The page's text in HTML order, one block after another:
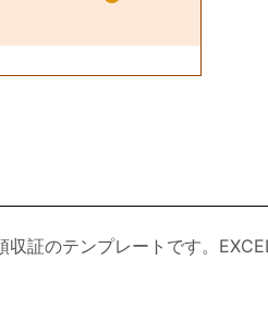
証のテンプレートです。